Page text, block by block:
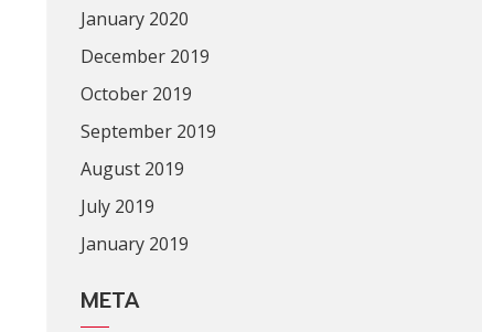
January 2020
December 2019
October 2019
September 2019
August 2019
July 2019
January 2019
META